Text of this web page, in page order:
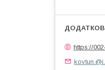
https://